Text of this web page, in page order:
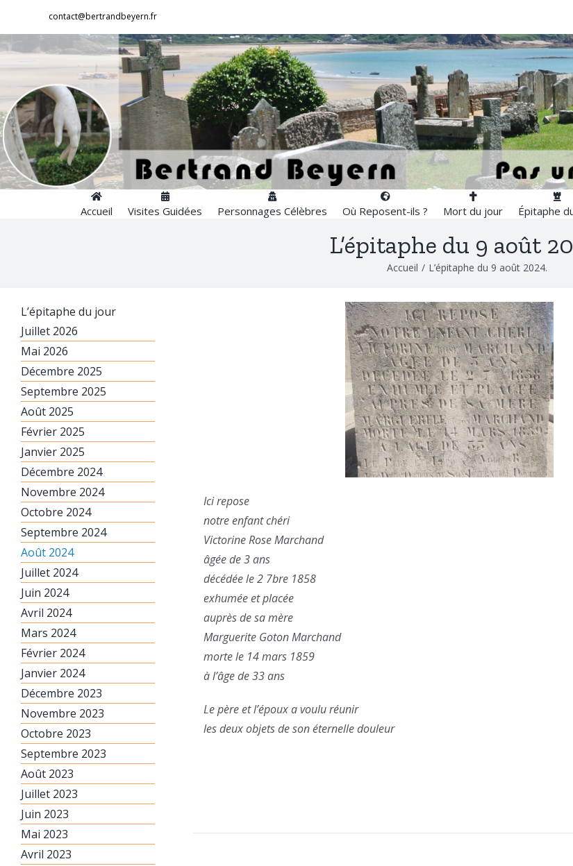
contenu
contact@bertrandbeyern.fr
Accueil Visites Guidées Personnages Célèbres Où Reposent-ils ? Mort du jour Épitaphe
L’épitaphe du 9 août
Accueil / L’épitaphe du 9 août 2024.
Ici repose
notre enfant chéri
Victorine Rose Marchand
âgée de 3 ans
décédée le 2 7bre 1858
exhumée et placée
auprès de sa mère
Marguerite Goton Marchand
morte le 14 mars 1859
à l’âge de 33 ans
Le père et l’époux a voulu réunir
les deux objets de son éternelle douleur
L’épitaphe du jour
Juillet 2026
Mai 2026
Décembre 2025
Septembre 2025
Août 2025
Février 2025
Janvier 2025
Décembre 2024
Novembre 2024
Octobre 2024
Septembre 2024
Août 2024
Juillet 2024
Juin 2024
Avril 2024
Mars 2024
Février 2024
Janvier 2024
Décembre 2023
Novembre 2023
Octobre 2023
Septembre 2023
Août 2023
Juillet 2023
Juin 2023
Mai 2023
Avril 2023